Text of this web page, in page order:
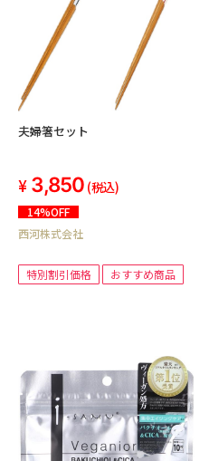
夫婦箸セット
3,850 (税込)
14%OFF
西河株式会社
特別割引価格 おすすめ商品